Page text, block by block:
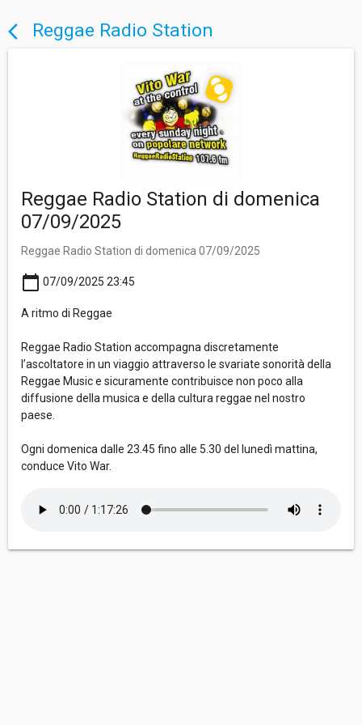
arrow_back_ios Reggae Radio Station
Reggae Radio Station di domenica
07/09/2025
Reggae Radio Station di domenica 07/09/2025
calendar_today 07/09/2025 23:45
A ritmo di Reggae
Reggae Radio Station accompagna discretamente
l’ascoltatore in un viaggio attraverso le svariate sonorità della
Reggae Music e sicuramente contribuisce non poco alla
diffusione della musica e della cultura reggae nel nostro
paese.
Ogni domenica dalle 23.45 fino alle 5.30 del lunedì mattina,
conduce Vito War.